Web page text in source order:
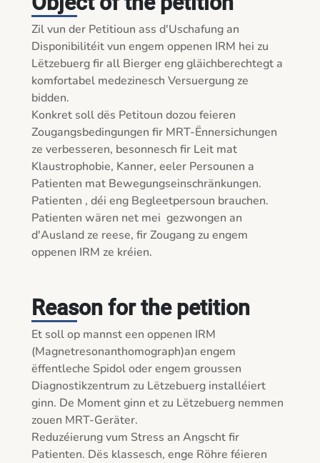
Zil vun der Petitioun ass d'Uschafung an
Disponibilitéit vun engem oppenen IRM hei zu
Lëtzebuerg fir all Bierger eng gläichberechtegt a
komfortabel medezinesch Versuergung ze
bidden.
Konkret soll dës Petitoun dozou feieren
Zougangsbedingungen fir MRT-Ënnersichungen
ze verbesseren, besonnesch fir Leit mat
Klaustrophobie, Kanner, eeler Persounen a
Patienten mat Bewegungseinschränkungen.
Patienten , déi eng Begleetpersoun brauchen.
Patienten wären net mei  gezwongen an
d'Ausland ze reese, fir Zougang zu engem
oppenen IRM ze kréien.
Reason for the petition
Et soll op mannst een oppenen IRM
(Magnetresonanthomograph)an engem
ëffentleche Spidol oder engem groussen
Diagnostikzentrum zu Lëtzebuerg installéiert
ginn. De Moment ginn et zu Lëtzebuerg nemmen
zouen MRT-Geräter.
Reduzéierung vum Stress an Angscht fir
Patienten. Dës klassesch, enge Röhre féieren